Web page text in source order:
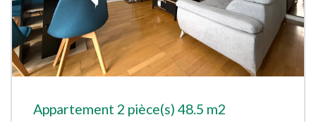
Appartement 2 pièce(s) 48.5 m2